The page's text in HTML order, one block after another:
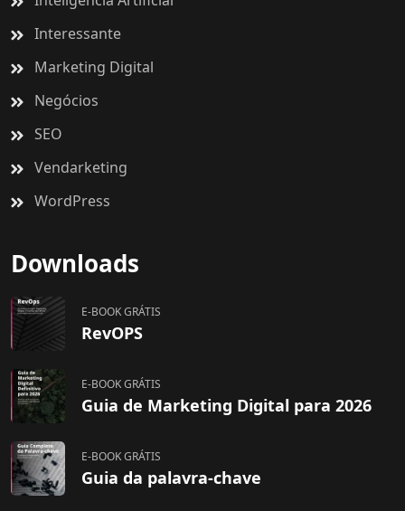
Interessante
Marketing Digital
Negócios
SEO
Vendarketing
WordPress
Downloads
E-BOOK GRÁTIS
RevOPS
E-BOOK GRÁTIS
Guia de Marketing Digital para 2026
E-BOOK GRÁTIS
Guia da palavra-chave